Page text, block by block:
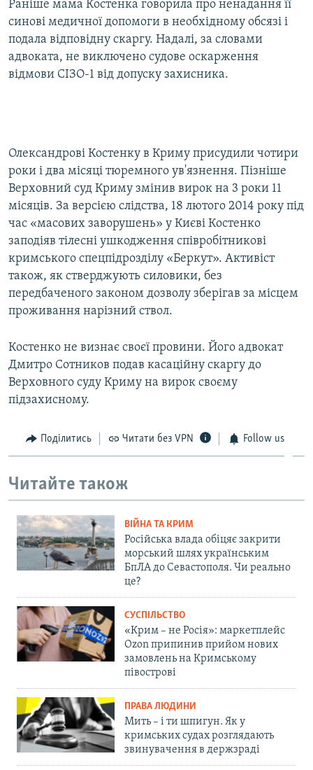
Раніше мама Костенка говорила про ненадання її
синові медичної допомоги в необхідному обсязі і
подала відповідну скаргу. Надалі, за словами
адвоката, не виключено судове оскарження
відмови СІЗО-1 від допуску захисника.
Олександрові Костенку в Криму присудили чотири
роки і два місяці тюремного ув'язнення. Пізніше
Верховний суд Криму змінив вирок на 3 роки 11
місяців. За версією слідства, 18 лютого 2014 року під
час «масових заворушень» у Києві Костенко
заподіяв тілесні ушкодження співробітникові
кримського спецпідрозділу «Беркут». Активіст
також, як стверджують силовики, без
передбаченого законом дозволу зберігав за місцем
проживання нарізний ствол.
Костенко не визнає своєї провини. Його адвокат
Дмитро Сотников подав касаційну скаргу до
Верховного суду Криму на вирок своєму
підзахисному.
Поділитись Читати без VPN Follow us
Читайте також
ВІЙНА ТА КРИМ
Російська влада обіцяє закрити
морський шлях українським
БпЛА до Севастополя. Чи реально
це?
СУСПІЛЬСТВО
«Крим – не Росія»: маркетплейс
Ozon припинив прийом нових
замовлень на Кримському
півострові
ПРАВА ЛЮДИНИ
Мить – і ти шпигун. Як у
кримських судах розглядають
звинувачення в держзраді